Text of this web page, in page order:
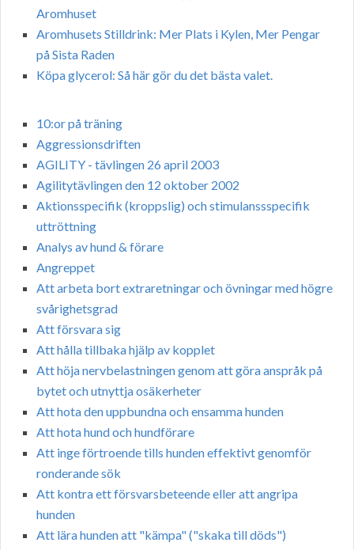
Aromhuset
Aromhusets Stilldrink: Mer Plats i Kylen, Mer Pengar
på Sista Raden
Köpa glycerol: Så här gör du det bästa valet.
10:or på träning
Aggressionsdriften
AGILITY - tävlingen 26 april 2003
Agilitytävlingen den 12 oktober 2002
Aktionsspecifik (kroppslig) och stimulanssspecifik
uttröttning
Analys av hund & förare
Angreppet
Att arbeta bort extraretningar och övningar med högre
svårighetsgrad
Att försvara sig
Att hålla tillbaka hjälp av kopplet
Att höja nervbelastningen genom att göra anspråk på
bytet och utnyttja osäkerheter
Att hota den uppbundna och ensamma hunden
Att hota hund och hundförare
Att inge förtroende tills hunden effektivt genomför
ronderande sök
Att kontra ett försvarsbeteende eller att angripa
hunden
Att lära hunden att "kämpa" ("skaka till döds")